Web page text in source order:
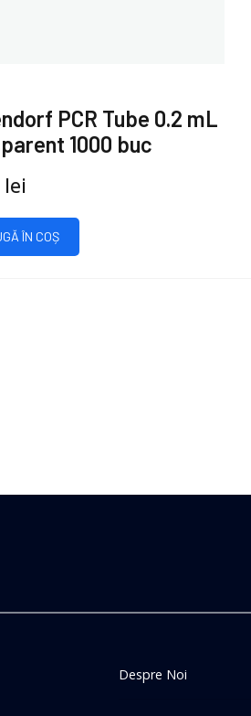
PCR Tube 0.2 mL
1000 buc
lei
ÎN COȘ
Despre Noi